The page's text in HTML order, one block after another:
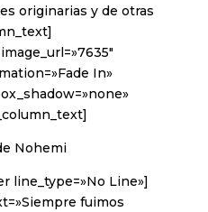
originarias y de otras
In»
Nohemi
line_type=»No Line»]
fuimos